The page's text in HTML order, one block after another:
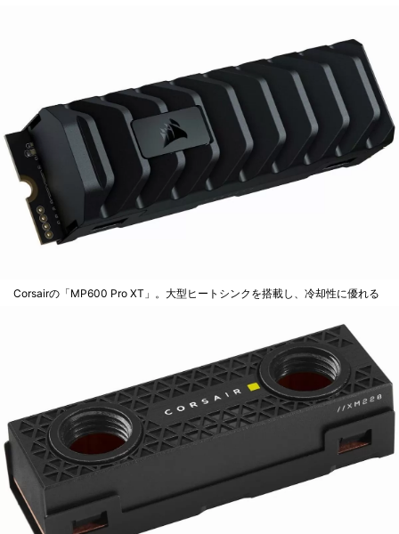
Corsairの「MP600 Pro XT」。大型ヒートシンクを搭載し、冷却性に優れる